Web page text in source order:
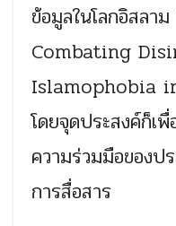
ข้อมูลในโลกอิสลา
Combating
Islamophobia
โดยจุดประสงค์ก็เ
ความร่วมมือของป
การสื่อสาร